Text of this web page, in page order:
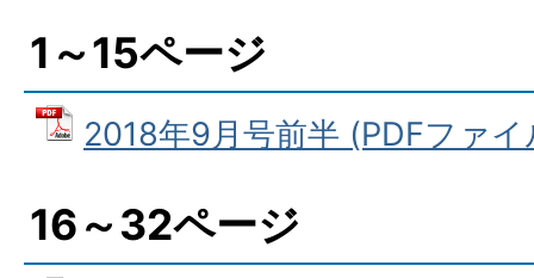
1～15ページ
2018年9月号前半 (PDFファ
16～32ページ